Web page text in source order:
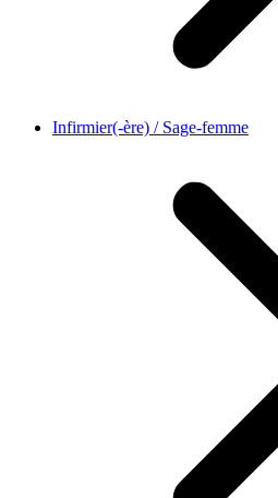
Infirmier(-ère) / Sage-femme